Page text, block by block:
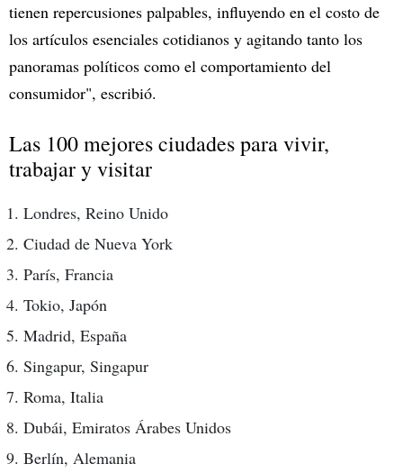
tienen repercusiones palpables, influyendo en el costo de
los artículos esenciales cotidianos y agitando tanto los
panoramas políticos como el comportamiento del
consumidor", escribió.
Las 100 mejores ciudades para vivir,
trabajar y visitar
Londres, Reino Unido
Ciudad de Nueva York
París, Francia
Tokio, Japón
Madrid, España
Singapur, Singapur
Roma, Italia
Dubái, Emiratos Árabes Unidos
Berlín, Alemania